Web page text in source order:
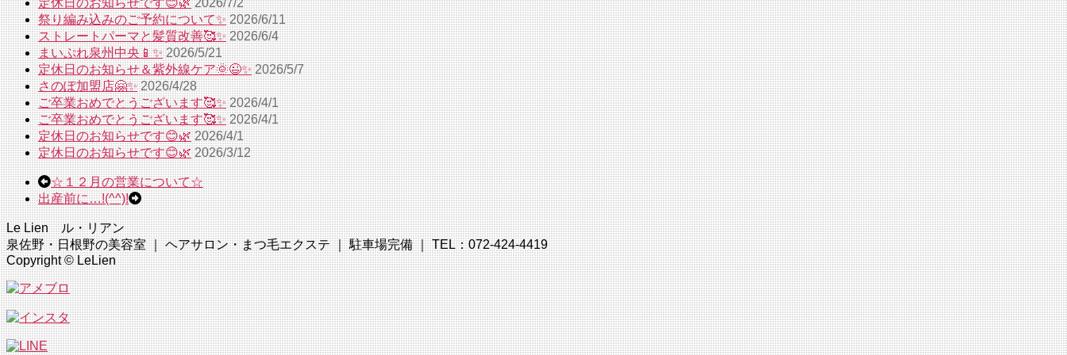
定休日のお知らせです😊🌿 2026/7/2
祭り編み込みのご予約について✨ 2026/6/11
ストレートパーマと髪質改善🥰✨ 2026/6/4
まいぷれ泉州中央📱✨ 2026/5/21
定休日のお知らせ＆紫外線ケア🌞😉✨ 2026/5/7
さのぽ加盟店🤗✨ 2026/4/28
ご卒業おめでとうございます🥰✨ 2026/4/1
ご卒業おめでとうございます🥰✨ 2026/4/1
定休日のお知らせです😊🌿 2026/4/1
定休日のお知らせです😊🌿 2026/3/12
☆１２月の営業について☆
出産前に…!(^^)!
Le Lien ル・リアン
泉佐野・日根野の美容室 ｜ ヘアサロン・まつ毛エクステ ｜ 駐車場完備 ｜ TEL：072-424-4419
Copyright © LeLien